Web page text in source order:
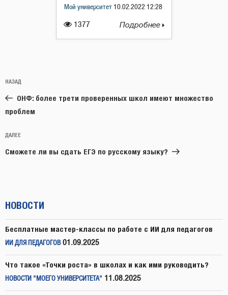
1377
Мой университет 10.02.2022 12:28
Подробнее
по
записям
Предыдущая
запись:
НАЗАД
ОНФ: более трети проверенных школ имеют множество
проблем
Следующая
запись
ДАЛЕЕ
Сможете ли вы сдать ЕГЭ по русскому языку?
НОВОСТИ
Бесплатные мастер-классы по работе с ИИ для педагогов
ИИ ДЛЯ ПЕДАГОГОВ 01.09.2025
Что такое «Точки роста» в школах и как ими руководить?
НОВОСТИ "МОЕГО УНИВЕРСИТЕТА" 11.08.2025